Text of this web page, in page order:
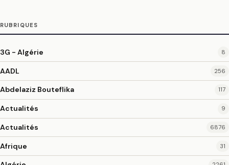
RUBRIQUES
3G - Algérie 8
AADL 256
Abdelaziz Bouteflika 117
Actualités 9
Actualités 6876
Afrique 31